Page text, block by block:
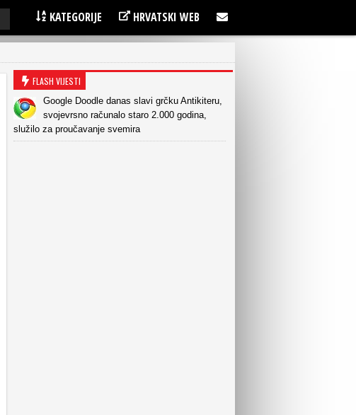
KATEGORIJE HRVATSKI WEB
FLASH VIJESTI
Google Doodle danas slavi grčku Antikiteru,
svojevrsno računalo staro 2.000 godina,
služilo za proučavanje svemira